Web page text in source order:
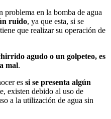
problema en la bomba de agua
ruido, ya que esta, si se
que realizar su operación de
agudo o un golpeteo, es
mal.
es si se presenta algún
existen debido al uso de
a la utilización de agua sin